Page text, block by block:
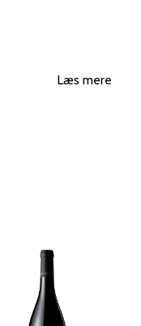
Læs mere